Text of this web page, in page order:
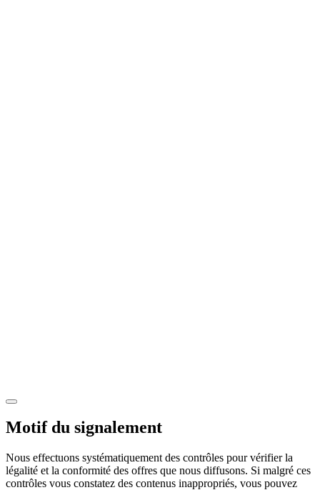
Motif du signalement
Nous effectuons systématiquement des contrôles pour vérifier la
légalité et la conformité des offres que nous diffusons. Si malgré ces
contrôles vous constatez des contenus inappropriés, vous pouvez